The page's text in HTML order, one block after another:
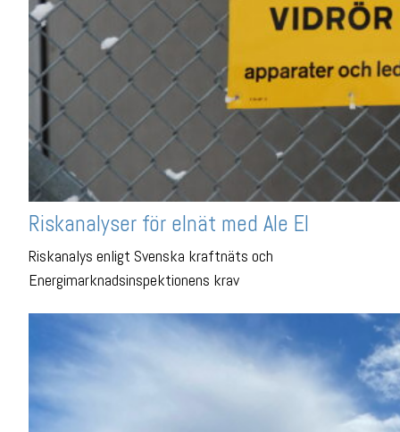
Riskanalyser för elnät med Ale El
Riskanalys enligt Svenska kraftnäts och
Energimarknadsinspektionens krav